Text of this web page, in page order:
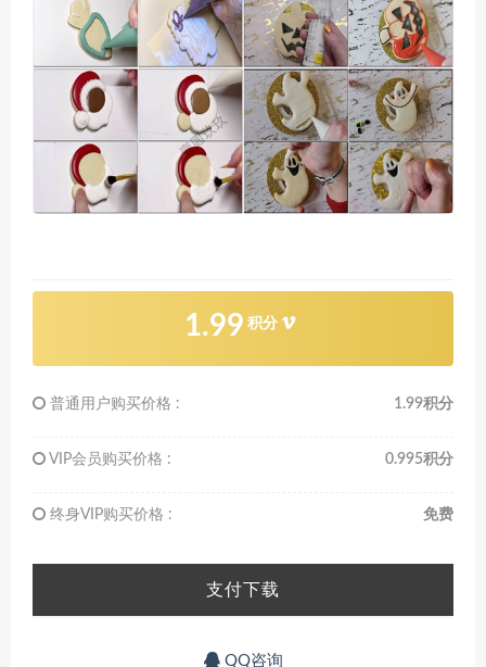
1.99 积分
普通用户购买价格 : 1.99积分
VIP会员购买价格 : 0.995积分
终身VIP购买价格 : 免费
支付下载
QQ咨询